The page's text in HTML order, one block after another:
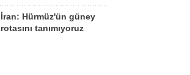
İran: Hürmüz'ün güney
rotasını tanımıyoruz